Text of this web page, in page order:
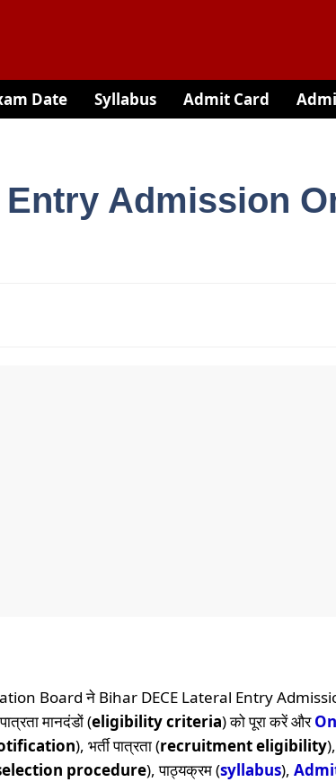
Date Syllabus Admit Card
Admission
Board ने Bihar DECE Lateral Entry
मानदंडों (eligibility criteria) को पूरा करें और
), भर्ती पात्रता (recruitment eligibility
procedure), पाठ्यक्रम (syllabus),